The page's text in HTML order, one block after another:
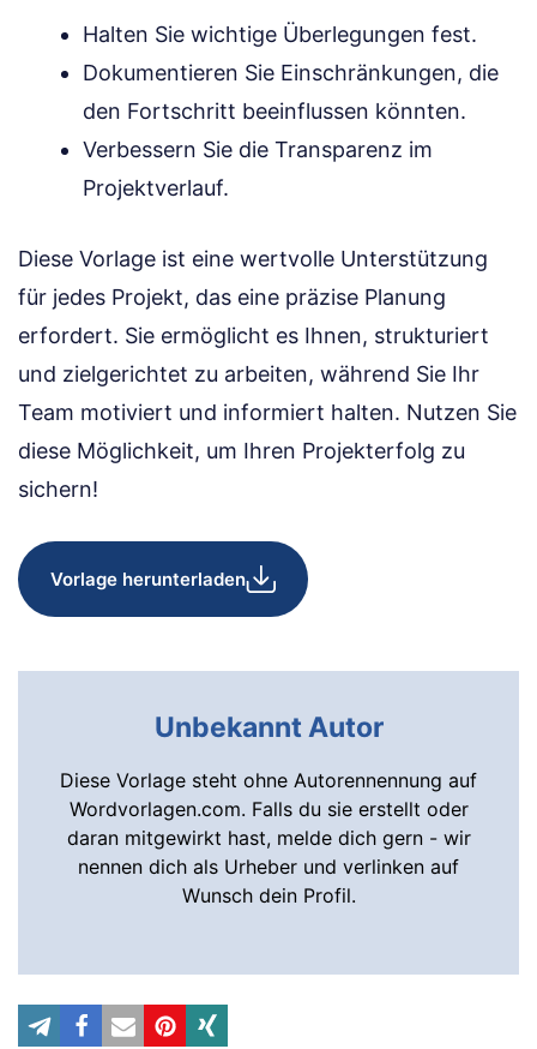
Halten Sie wichtige Überlegungen fest.
Dokumentieren Sie Einschränkungen, die
den Fortschritt beeinflussen könnten.
Verbessern Sie die Transparenz im
Projektverlauf.
Diese Vorlage ist eine wertvolle Unterstützung
für jedes Projekt, das eine präzise Planung
erfordert. Sie ermöglicht es Ihnen, strukturiert
und zielgerichtet zu arbeiten, während Sie Ihr
Team motiviert und informiert halten. Nutzen Sie
diese Möglichkeit, um Ihren Projekterfolg zu
sichern!
Vorlage herunterladen
Unbekannt Autor
Diese Vorlage steht ohne Autorennennung auf
Wordvorlagen.com. Falls du sie erstellt oder
daran mitgewirkt hast, melde dich gern - wir
nennen dich als Urheber und verlinken auf
Wunsch dein Profil.